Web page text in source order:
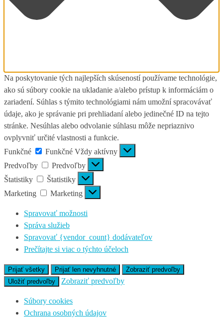
Na poskytovanie tých najlepších skúseností používame technológie,
ako sú súbory cookie na ukladanie a/alebo prístup k informáciám o
zariadení. Súhlas s týmito technológiami nám umožní spracovávať
údaje, ako je správanie pri prehliadaní alebo jedinečné ID na tejto
stránke. Nesúhlas alebo odvolanie súhlasu môže nepriaznivo
ovplyvniť určité vlastnosti a funkcie.
Funkčné
Funkčné Vždy aktívny
Predvoľby
Predvoľby
Štatistiky
Štatistiky
Marketing
Marketing
Spravovať možnosti
Správa služieb
Spravovať {vendor_count} dodávateľov
Prečítajte si viac o týchto účeloch
Prijať všetky Prijať len nevyhnutné
Zobraziť predvoľby
Uložiť predvoľby
Zobraziť predvoľby
Súbory cookies
Ochrana osobných údajov